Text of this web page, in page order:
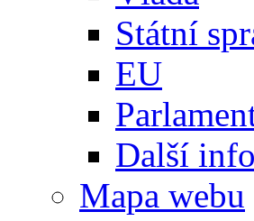
Státní
EU
Další
Mapa webu